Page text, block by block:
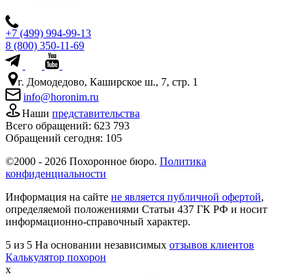
+7 (499) 994-99-13
8 (800) 350-11-69
г. Домодедово, Каширское ш., 7, стр. 1
info@horonim.ru
Наши представительства
Всего обращений: 623 793
Обращений сегодня: 105
©2000 - 2026 Похоронное бюро. Политика
конфиденциальности
Информация на сайте не является публичной офертой,
определяемой положениями Статьи 437 ГК РФ и носит
информационно-справочный характер.
5 из 5 На основании независимых отзывов клиентов
Калькулятор похорон
x